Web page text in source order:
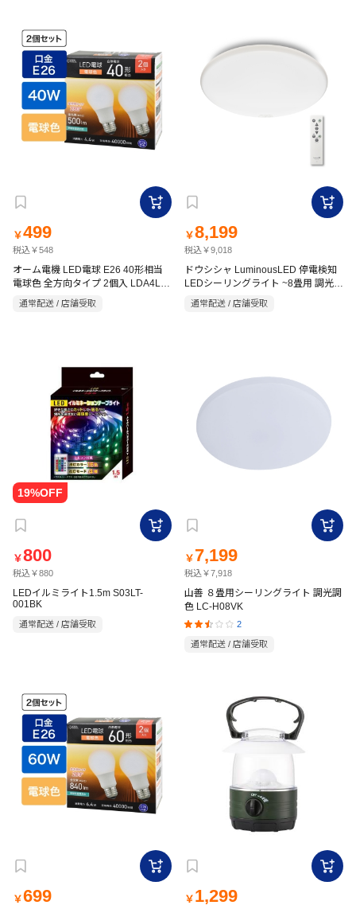
￥499
税込￥548
オーム電機 LED電球 E26 40形相当
電球色 全方向タイプ 2個入 LDA4L-G
通常配送 / 店舗受取
￥8,199
税込￥9,018
ドウシシャ LuminousLED 停電検知
LEDシーリングライト ~8畳用 調光モ
デル TKE-Y08DX
通常配送 / 店舗受取
￥800
税込￥880
LEDイルミライト1.5m S03LT-
001BK
通常配送 / 店舗受取
￥ 7,199
税込￥7,918
山善 ８畳用シーリングライト 調光調
色 LC-H08VK
2
通常配送 / 店舗受取
￥699 ￥ 1,299